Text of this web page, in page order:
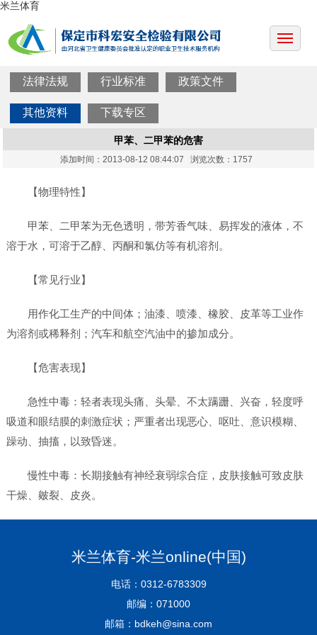
米兰体育
法律法规 行业标准 政策文件
其他资料 下载专区
甲苯、二甲苯的危害
添加时间：2013-08-12 08:44:07 浏览次数：1757
【物理特性】
甲苯、二甲苯为无色透明，带芳香气味、易挥发的液体，不
溶于水，可溶于乙醇、丙酮和氯仿等有机溶剂。
【常见行业】
用作化工生产的中间体；油漆、喷漆、橡胶、皮革等工业作
为溶剂或稀释剂；汽车和航空汽油中的掺加成分。
【危害表现】
急性中毒：轻者表现头痛、头晕、不太蹒跚、兴奋，轻度呼
吸道和眼结膜的刺激症状；严重者出现恶心、呕吐、意识模糊、
躁动、抽搐，以致昏迷。
慢性中毒：长期接触有神经衰弱综合症，皮肤接触可致皮肤
干燥、皴裂、皮炎。
米兰体育-米兰online(中国)
电话：0312-6783309
邮编：071000
邮箱：bdkeh@sina.com